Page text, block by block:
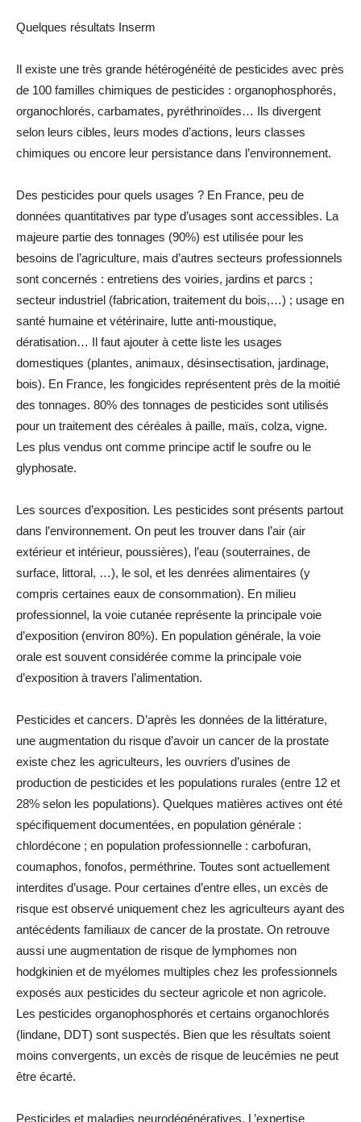
Quelques résultats Inserm
Il existe une très grande hétérogénéité de pesticides avec près
de 100 familles chimiques de pesticides : organophosphorés,
organochlorés, carbamates, pyréthrinoïdes… Ils divergent
selon leurs cibles, leurs modes d’actions, leurs classes
chimiques ou encore leur persistance dans l’environnement.
Des pesticides pour quels usages ? En France, peu de
données quantitatives par type d’usages sont accessibles. La
majeure partie des tonnages (90%) est utilisée pour les
besoins de l’agriculture, mais d’autres secteurs professionnels
sont concernés : entretiens des voiries, jardins et parcs ;
secteur industriel (fabrication, traitement du bois,…) ; usage en
santé humaine et vétérinaire, lutte anti-moustique,
dératisation… Il faut ajouter à cette liste les usages
domestiques (plantes, animaux, désinsectisation, jardinage,
bois). En France, les fongicides représentent près de la moitié
des tonnages. 80% des tonnages de pesticides sont utilisés
pour un traitement des céréales à paille, maïs, colza, vigne.
Les plus vendus ont comme principe actif le soufre ou le
glyphosate.
Les sources d’exposition. Les pesticides sont présents partout
dans l’environnement. On peut les trouver dans l’air (air
extérieur et intérieur, poussières), l’eau (souterraines, de
surface, littoral, …), le sol, et les denrées alimentaires (y
compris certaines eaux de consommation). En milieu
professionnel, la voie cutanée représente la principale voie
d’exposition (environ 80%). En population générale, la voie
orale est souvent considérée comme la principale voie
d’exposition à travers l’alimentation.
Pesticides et cancers. D’après les données de la littérature,
une augmentation du risque d’avoir un cancer de la prostate
existe chez les agriculteurs, les ouvriers d’usines de
production de pesticides et les populations rurales (entre 12 et
28% selon les populations). Quelques matières actives ont été
spécifiquement documentées, en population générale :
chlordécone ; en population professionnelle : carbofuran,
coumaphos, fonofos, perméthrine. Toutes sont actuellement
interdites d’usage. Pour certaines d’entre elles, un excès de
risque est observé uniquement chez les agriculteurs ayant des
antécédents familiaux de cancer de la prostate. On retrouve
aussi une augmentation de risque de lymphomes non
hodgkinien et de myélomes multiples chez les professionnels
exposés aux pesticides du secteur agricole et non agricole.
Les pesticides organophosphorés et certains organochlorés
(lindane, DDT) sont suspectés. Bien que les résultats soient
moins convergents, un excès de risque de leucémies ne peut
être écarté.
Pesticides et maladies neurodégénératives. L’expertise